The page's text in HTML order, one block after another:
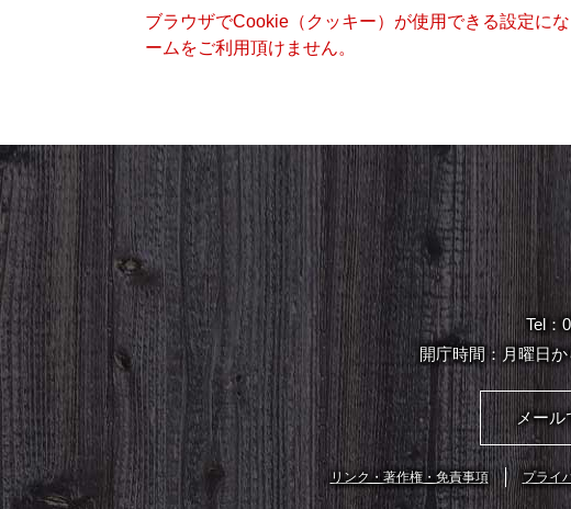
ブラウザでCookie（クッキー）が使用できる設定に
ームをご利用頂けません。
Tel：
開庁時間：月曜日
メール
リンク・著作権・免責事項 プライ